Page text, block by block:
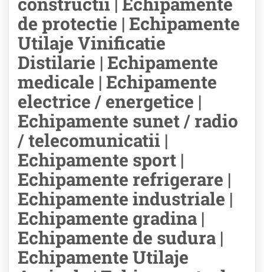
de protectie | Echipamente
Utilaje Vinificatie
Distilarie | Echipamente
medicale | Echipamente
electrice / energetice |
Echipamente sunet / radio
/ telecomunicatii |
Echipamente sport |
Echipamente refrigerare |
Echipamente industriale |
Echipamente gradina |
Echipamente de sudura |
Echipamente Utilaje